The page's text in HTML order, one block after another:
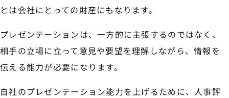
とは会社にとっての財産にもなります。
プレゼンテーションは、一方的に主張するのではなく、
相手の立場に立って意見や要望を理解しながら、情報を
伝える能力が必要になります。
自社のプレゼンテーション能力を上げるために、人事評